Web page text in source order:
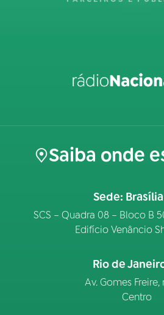
Saiba onde
Sede:
SCS – Quadra 08 – Bloco B
Edifício Venâncio
Rio de
Av. Gomes Freire,
Centro